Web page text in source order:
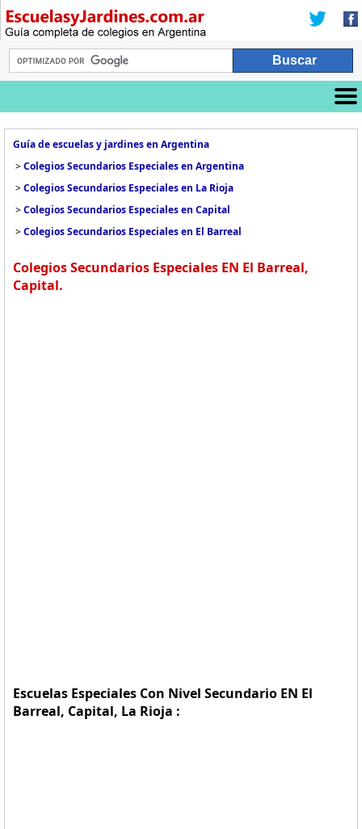
Guía de escuelas y jardines en Argentina
>Colegios Secundarios Especiales en Argentina
>Colegios Secundarios Especiales en La Rioja
>Colegios Secundarios Especiales en Capital
>Colegios Secundarios Especiales en El Barreal
Colegios Secundarios Especiales EN El Barreal,
Capital.
Escuelas Especiales Con Nivel Secundario EN El
Barreal, Capital, La Rioja :